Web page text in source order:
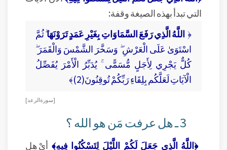
التي تبدأ بهذه الصيغة وقفة:
﴿ اللَّهُ الَّذِي رَفَعَ السَّمَاوَاتِ بِغَيْرِ عَمَدٍ تَرَوْنَهَاۖ ثُمَّ
اسْتَوَىٰ عَلَى الْعَرْشِ ۖ وَسَخَّرَ الشَّمْسَ وَالْقَمَرَ ۖ
كُلٌّ يَجْرِي لِأَجَلٍ مُّسَمًّى ۚ يُدَبِّرُ الْأَمْرَ يُفَصِّلُ
الْآيَاتِ لَعَلَّكُم بِلِقَاءِ رَبِّكُمْ تُوقِنُونَ(2)﴾
[ سورة الرعد ]
3 ـ هل عرفت مَن هو الله ؟
﴿اللَّهُ الَّذِي جَعَلَ لَكُمْ اللَّيْلَ لِتَسْكُنُوا فِيهِ﴾ أيْ هل